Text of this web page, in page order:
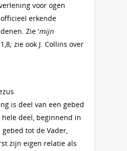
voor ogen
erkende
Zie ‘mijn
zie ook J. Collins over
is deel van een gebed
hele deel, beginnend in
gebed tot de Vader,
zijn eigen relatie als